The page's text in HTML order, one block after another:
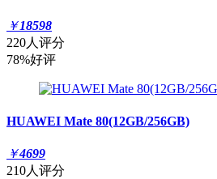
￥18598
220人评分
78%好评
HUAWEI Mate 80(12GB/256GB)
￥4699
210人评分